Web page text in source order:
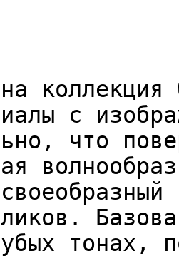
с
что
тонах,